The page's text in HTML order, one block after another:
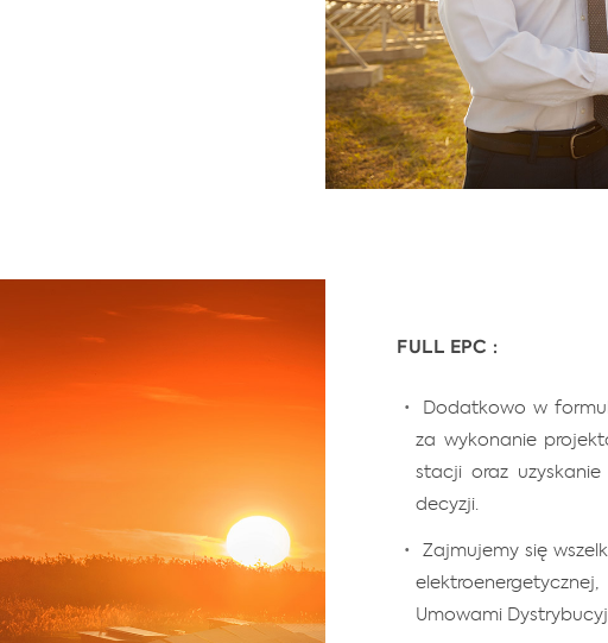
FULL EPC :
Dodatkowo w
za wykonanie
stacji oraz
decyzji.
Zajmujemy się
Umowami